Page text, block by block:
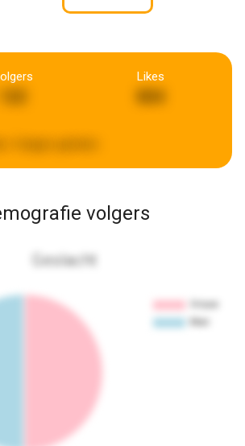
Likes
804
volgers
Geslacht